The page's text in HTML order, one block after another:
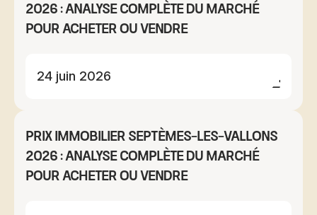
2026 : analyse complète du marché
pour acheter ou vendre
24 juin 2026
Prix immobilier Septèmes-les-Vallons
2026 : analyse complète du marché
pour acheter ou vendre